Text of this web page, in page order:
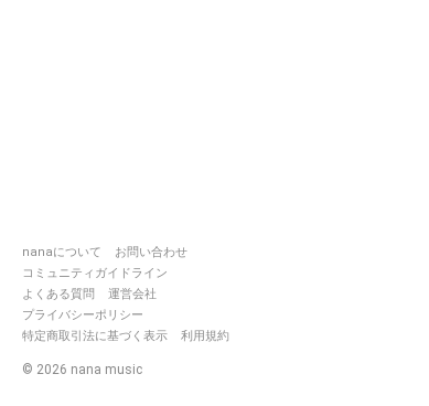
nanaについて
お問い合わせ
コミュニティガイドライン
よくある質問
運営会社
プライバシーポリシー
特定商取引法に基づく表示
利用規約
© 2026 nana music